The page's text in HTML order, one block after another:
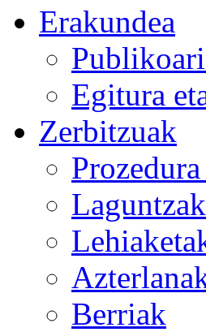
Erakundea
Egitura
Zerbitzuak
Berriak